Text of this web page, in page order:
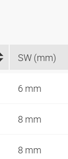
SW (mm)
6 mm
8 mm
8 mm